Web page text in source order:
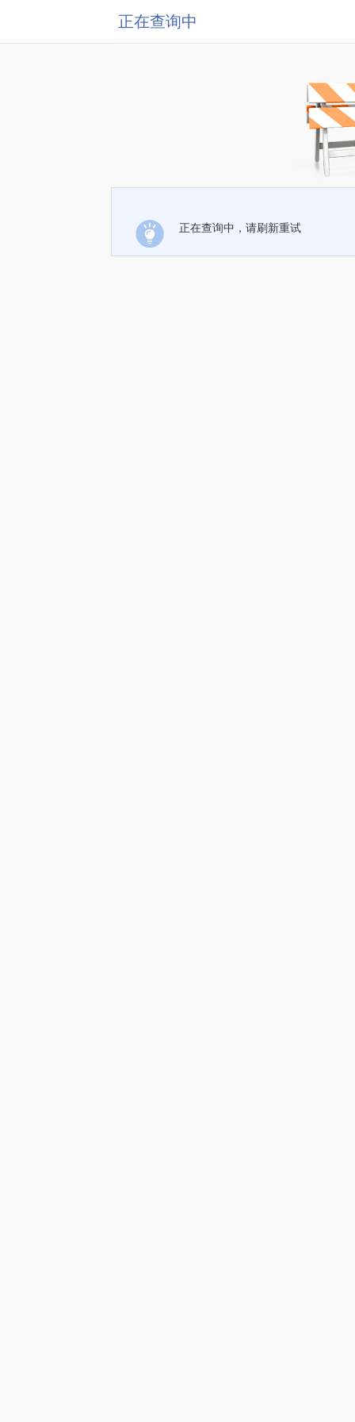
正在查询中
正在查询中，请刷新重试